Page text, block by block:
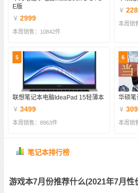
E版
￥ 2999
本周销售：10842件
￥
本周销
5
联想笔记本电脑IdeaPad 15轻薄本
￥ 3499
本周销售：8963件
6
华硕笔
￥
本周销
笔记本排行榜
游戏本7月份推荐什么(2021年7月性